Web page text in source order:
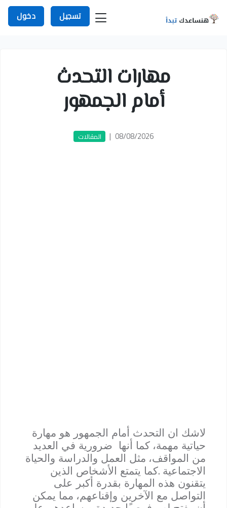
تسجيل دخول
مهارات التحدث
أمام الجمهور
08/08/2026
| المقالات
لاشك ان التحدث أمام الجمهور هو مهارة
حياتية مهمة، كما أنها ضرورية في العديد
من المواقف، مثل العمل والدراسة والحياة
الاجتماعية .كما يتمتع الأشخاص الذين
يتقنون هذه المهارة بقدرة أكبر على
التواصل مع الآخرين وإقناعهم، مما يمكن